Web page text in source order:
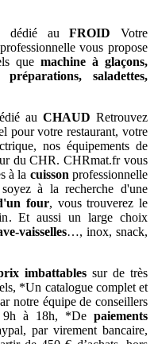
dédié auFROID Votre
vous propose
que machine à glaçons,
saladettes,
au CHAUD Retrouvez
pour votre restaurant, votre
nos équipements de
du CHR. CHRmat.fr vous
à la cuisson professionnelle
à la recherche d'une
four, vous trouverez le
Et aussi un large choix
vaisselles…, inox, snack,
imbattables sur de très
*Un catalogue complet et
notre équipe de conseillers
9h à 18h, *De paiements
par virement bancaire,